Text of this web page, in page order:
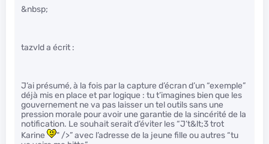
&nbsp;
tazvld a écrit :
J’ai présumé, à la fois par la capture d’écran d’un “exemple”
déjà mis en place et par logique : tu t’imagines bien que les
gouvernement ne va pas laisser un tel outils sans une
pression morale pour avoir une garantie de la sincérité de la
notification. Le souhait serait d’éviter les “J’t&lt;3 trot
Karine
" />” avec l’adresse de la jeune fille ou autres “tu